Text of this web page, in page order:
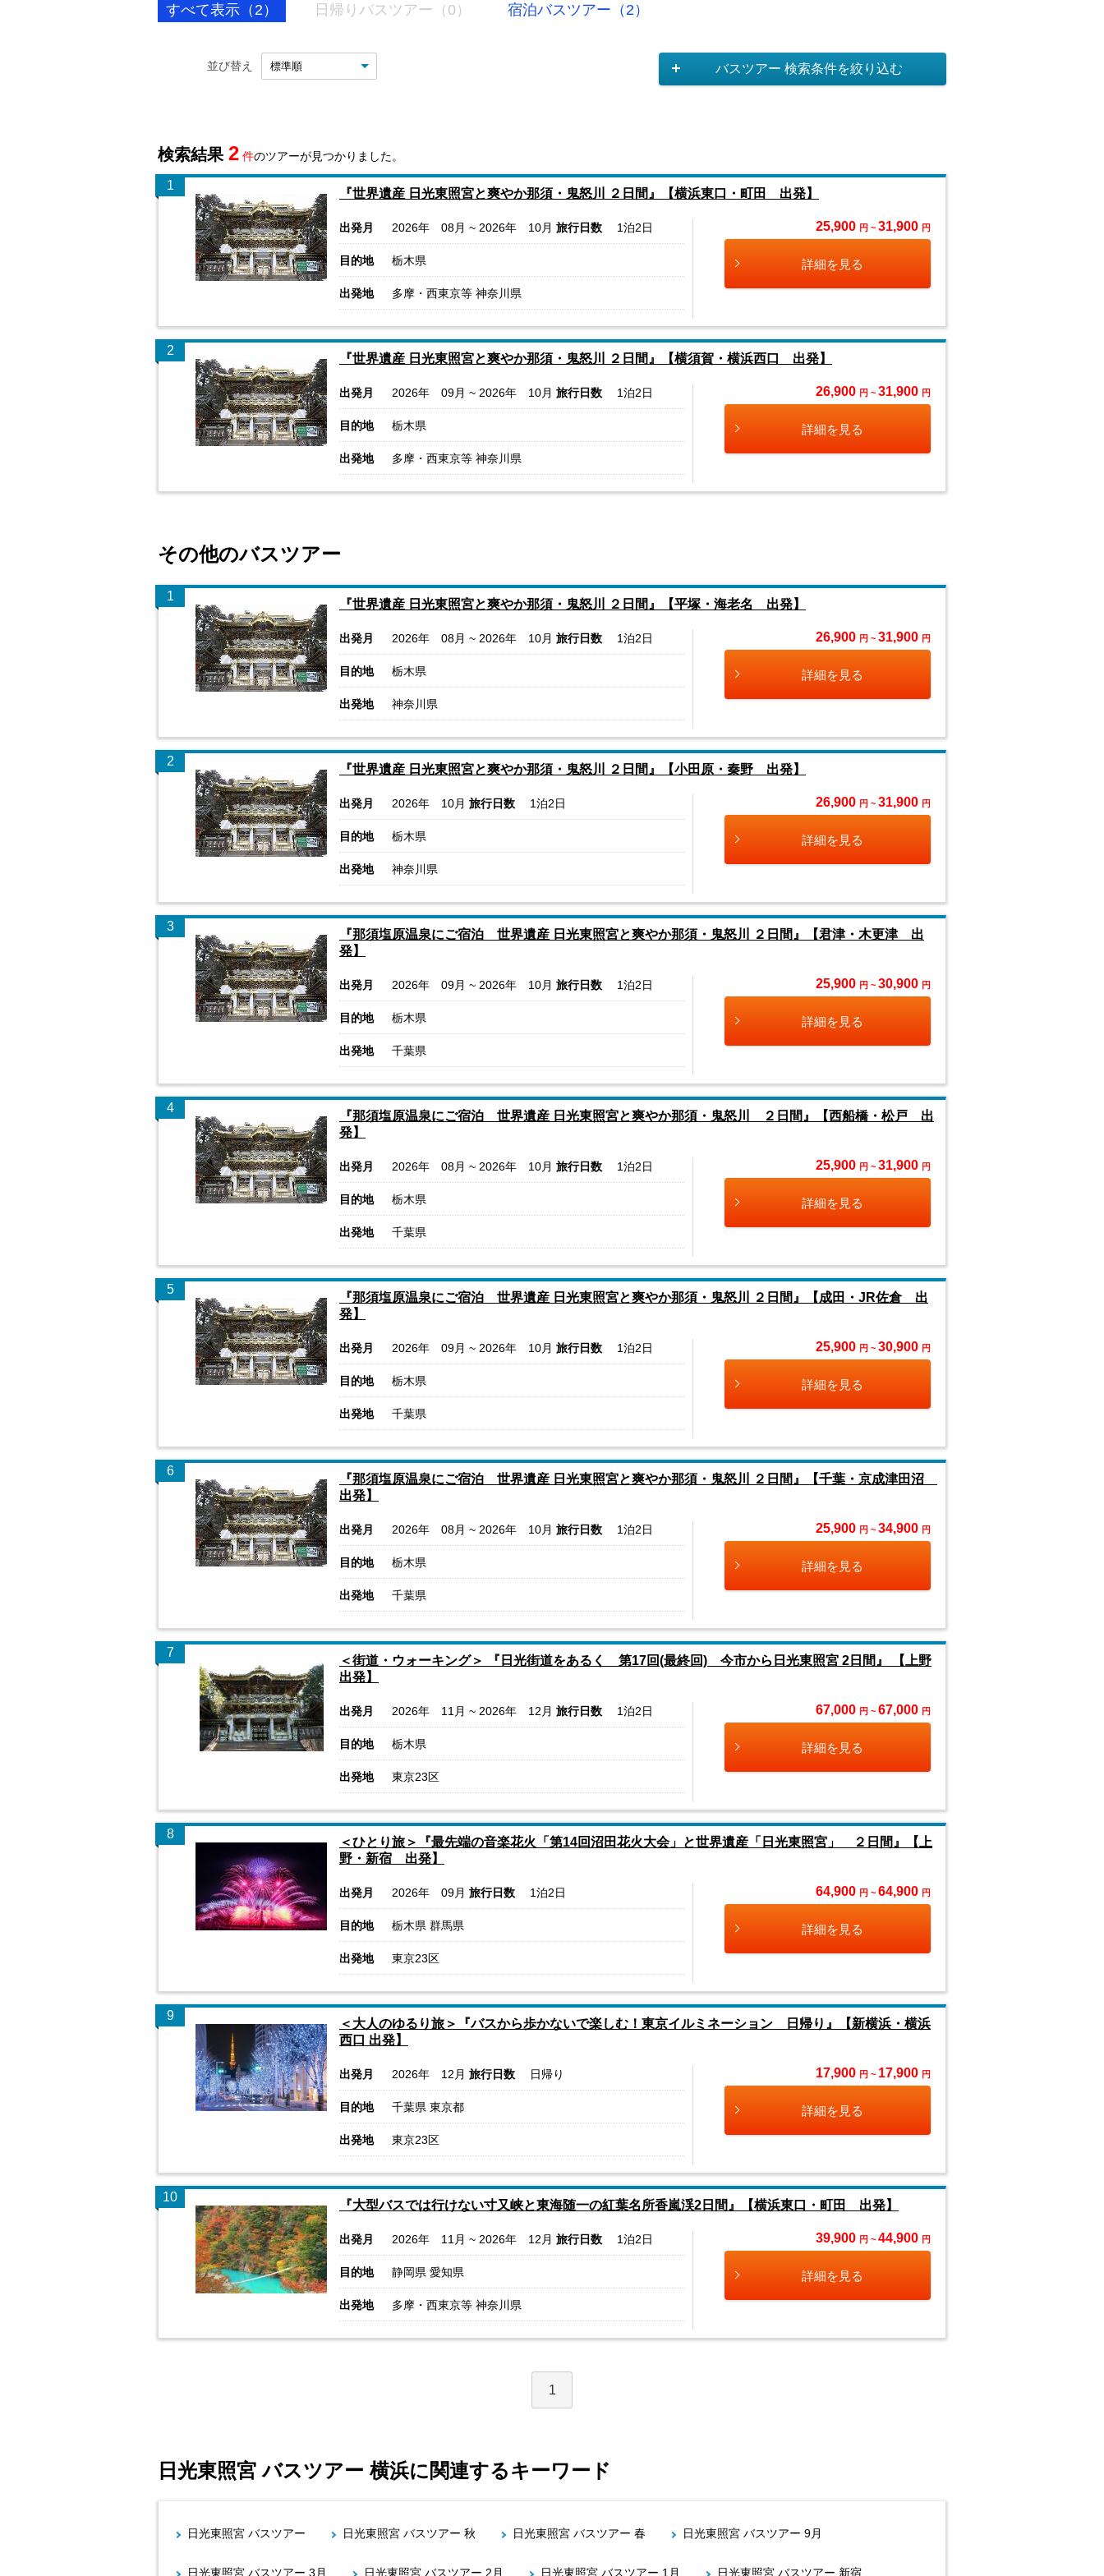
すべて表示（2） 日帰りバスツアー（0） 宿泊バスツアー（2）
並び替え バスツアー 検索条件を絞り込む
検索結果 2 件のツアーが見つかりました。
1
『世界遺産 日光東照宮と爽やか那須・鬼怒川 ２日間』【横浜東口・町田 出発】
出発月 2026年 08月 ~ 2026年 10月 旅行日数 1泊2日
目的地 栃木県
出発地 多摩・西東京等 神奈川県
25,900 円 ~ 31,900 円
詳細を見る
2
『世界遺産 日光東照宮と爽やか那須・鬼怒川 ２日間』【横須賀・横浜西口 出発】
出発月 2026年 09月 ~ 2026年 10月 旅行日数 1泊2日
目的地 栃木県
出発地 多摩・西東京等 神奈川県
26,900 円 ~ 31,900 円
詳細を見る
その他のバスツアー
1
『世界遺産 日光東照宮と爽やか那須・鬼怒川 ２日間』【平塚・海老名 出発】
出発月 2026年 08月 ~ 2026年 10月 旅行日数 1泊2日
目的地 栃木県
出発地 神奈川県
26,900 円 ~ 31,900 円
詳細を見る
2
『世界遺産 日光東照宮と爽やか那須・鬼怒川 ２日間』【小田原・秦野 出発】
出発月 2026年 10月 旅行日数 1泊2日
目的地 栃木県
出発地 神奈川県
26,900 円 ~ 31,900 円
詳細を見る
3
『那須塩原温泉にご宿泊 世界遺産 日光東照宮と爽やか那須・鬼怒川 ２日間』【君津・木更津 出
発】
出発月 2026年 09月 ~ 2026年 10月 旅行日数 1泊2日
目的地 栃木県
出発地 千葉県
25,900 円 ~ 30,900 円
詳細を見る
4
『那須塩原温泉にご宿泊 世界遺産 日光東照宮と爽やか那須・鬼怒川 ２日間』【西船橋・松戸 出
発】
出発月 2026年 08月 ~ 2026年 10月 旅行日数 1泊2日
目的地 栃木県
出発地 千葉県
25,900 円 ~ 31,900 円
詳細を見る
5
『那須塩原温泉にご宿泊 世界遺産 日光東照宮と爽やか那須・鬼怒川 ２日間』【成田・JR佐倉 出
発】
出発月 2026年 09月 ~ 2026年 10月 旅行日数 1泊2日
目的地 栃木県
出発地 千葉県
25,900 円 ~ 30,900 円
詳細を見る
6
『那須塩原温泉にご宿泊 世界遺産 日光東照宮と爽やか那須・鬼怒川 ２日間』【千葉・京成津田沼
出発】
出発月 2026年 08月 ~ 2026年 10月 旅行日数 1泊2日
目的地 栃木県
出発地 千葉県
25,900 円 ~ 34,900 円
詳細を見る
7
＜街道・ウォーキング＞ 『日光街道をあるく 第17回(最終回) 今市から日光東照宮 2日間』 【上野
出発】
出発月 2026年 11月 ~ 2026年 12月 旅行日数 1泊2日
目的地 栃木県
出発地 東京23区
67,000 円 ~ 67,000 円
詳細を見る
8
＜ひとり旅＞『最先端の音楽花火「第14回沼田花火大会」と世界遺産「日光東照宮」 ２日間』【上
野・新宿 出発】
出発月 2026年 09月 旅行日数 1泊2日
目的地 栃木県 群馬県
出発地 東京23区
64,900 円 ~ 64,900 円
詳細を見る
9
＜大人のゆるり旅＞『バスから歩かないで楽しむ！東京イルミネーション 日帰り』【新横浜・横浜
西口 出発】
出発月 2026年 12月 旅行日数 日帰り
目的地 千葉県 東京都
出発地 東京23区
17,900 円 ~ 17,900 円
詳細を見る
10
『大型バスでは行けない寸又峡と東海随一の紅葉名所香嵐渓2日間』【横浜東口・町田 出発】
出発月 2026年 11月 ~ 2026年 12月 旅行日数 1泊2日
目的地 静岡県 愛知県
出発地 多摩・西東京等 神奈川県
39,900 円 ~ 44,900 円
詳細を見る
1
日光東照宮 バスツアー 横浜に関連するキーワード
日光東照宮 バスツアー 日光東照宮 バスツアー 秋 日光東照宮 バスツアー 春 日光東照宮 バスツアー 9月
日光東照宮 バスツアー 3月 日光東照宮 バスツアー 2月 日光東照宮 バスツアー 1月 日光東照宮 バスツアー 新宿